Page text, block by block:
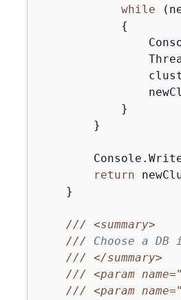
while
{
            }
        }
return
    }
///
<summary>
/// Choose a
///
</summary>
///
<param
///
<param